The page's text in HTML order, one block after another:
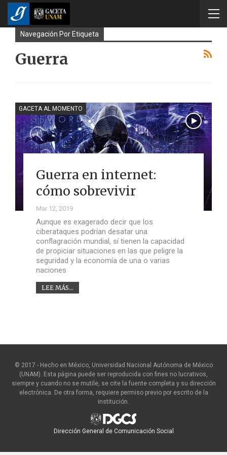
Navegación Por Etiqueta
Guerra
GACETA AL MOMENTO
Guerra en internet:
cómo sobrevivir
Mar 12, 2019
Aunque es exagerado decir que los
ciberataques podrían desatar una
conflagración mundial, sí tienen la capacidad
de propiciar situaciones en las que peligre la
seguridad y la economía de una o varias
naciones
LEE MÁS...
© 2017 - Hecho en México, Universidad Nacional Autónoma de México
(UNAM). Esta página puede ser reproducida con fines no lucrativos,
siempre y cuando no se mutile, se cite la fuente completa y su dirección
electrónica. De otra forma, requiere permiso previo por escrito de la
institución.
Dirección General de Comunicación Social